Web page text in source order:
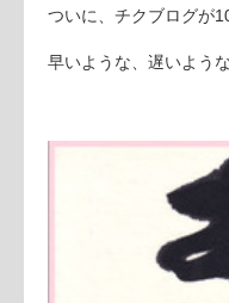
ついに、チクブログが
早いような、遅いよう